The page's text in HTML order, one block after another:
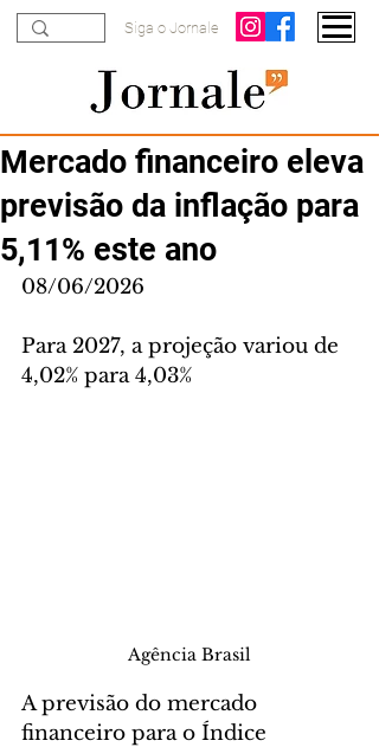
Siga o Jornale
Mercado financeiro eleva
previsão da inflação para
5,11% este ano
08/06/2026
Para 2027, a projeção variou de
4,02% para 4,03%
Agência Brasil
A previsão do mercado
financeiro para o Índice